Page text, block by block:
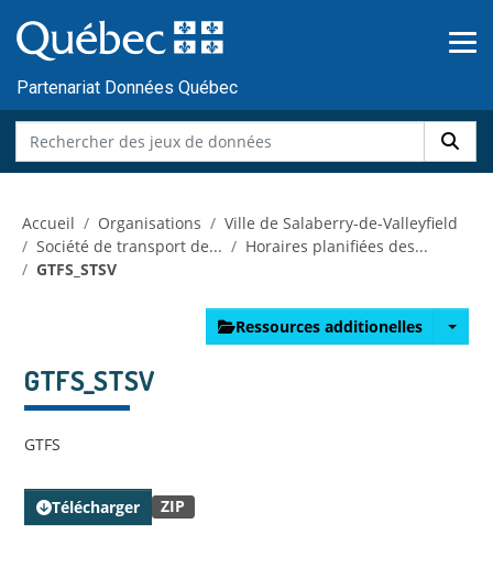
au
contenu
Partenariat Données Québec
Accueil Organisations
Ville de Salaberry-de-Valleyfield
Société de transport de...
Horaires planifiées des...
GTFS_STSV
Ressources additionelles
GTFS_STSV
GTFS
Télécharger ZIP